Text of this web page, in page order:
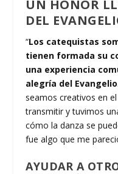
UN HONOR
DEL
“Los catequistas
tienen formada su
una experiencia
alegría del Evangelio
seamos creativos en
transmitir y tuvimos
cómo la danza se
fue algo que me
AYUDAR A